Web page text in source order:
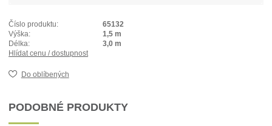
Číslo produktu:
65132
Výška:
1,5 m
Délka:
3,0 m
Hlídat cenu / dostupnost
Do oblíbených
PODOBNÉ PRODUKTY